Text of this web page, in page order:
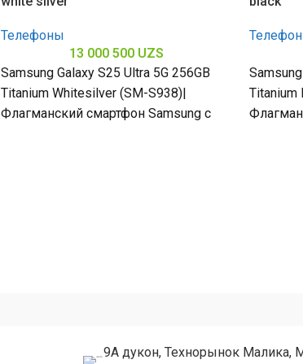
Телефоны
13 000 500 UZS
Samsung Galaxy S25 Ultra 5G 256GB
Titanium Whitesilver (SM-S938)|
Флагманский смартфон Samsung с
Titanium
9А дукон, Технорынок Малика,